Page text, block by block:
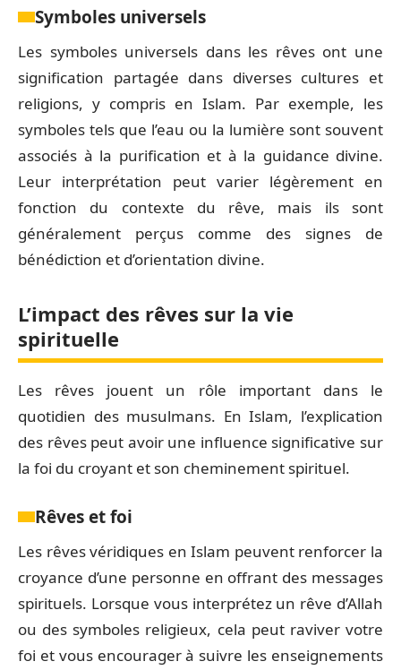
Symboles universels
Les symboles universels dans les rêves ont une
signification partagée dans diverses cultures et
religions, y compris en Islam. Par exemple, les
symboles tels que l’eau ou la lumière sont souvent
associés à la purification et à la guidance divine.
Leur interprétation peut varier légèrement en
fonction du contexte du rêve, mais ils sont
généralement perçus comme des signes de
bénédiction et d’orientation divine.
L’impact des rêves sur la vie
spirituelle
Les rêves jouent un rôle important dans le
quotidien des musulmans. En Islam, l’explication
des rêves peut avoir une influence significative sur
la foi du croyant et son cheminement spirituel.
Rêves et foi
Les rêves véridiques en Islam peuvent renforcer la
croyance d’une personne en offrant des messages
spirituels. Lorsque vous interprétez un rêve d’Allah
ou des symboles religieux, cela peut raviver votre
foi et vous encourager à suivre les enseignements